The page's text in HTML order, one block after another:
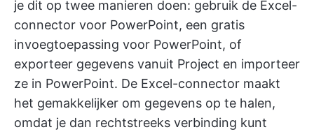
je dit op twee manieren doen: gebruik de Excel-
connector voor PowerPoint, een gratis
invoegtoepassing voor PowerPoint, of
exporteer gegevens vanuit Project en importeer
ze in PowerPoint. De Excel-connector maakt
het gemakkelijker om gegevens op te halen,
omdat je dan rechtstreeks verbinding kunt